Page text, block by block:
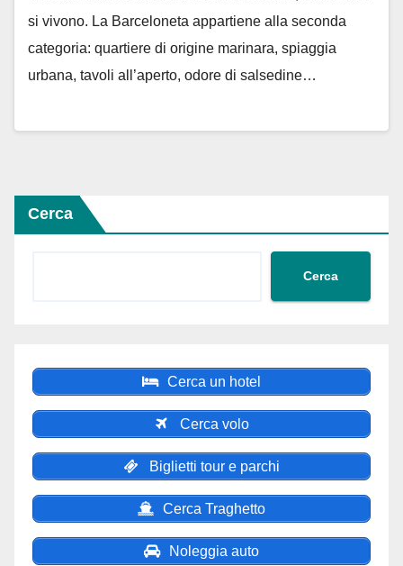
si vivono. La Barceloneta appartiene alla seconda
categoria: quartiere di origine marinara, spiaggia
urbana, tavoli all’aperto, odore di salsedine…
Cerca
Cerca
Cerca un hotel
Cerca volo
Biglietti tour e parchi
Cerca Traghetto
Noleggia auto